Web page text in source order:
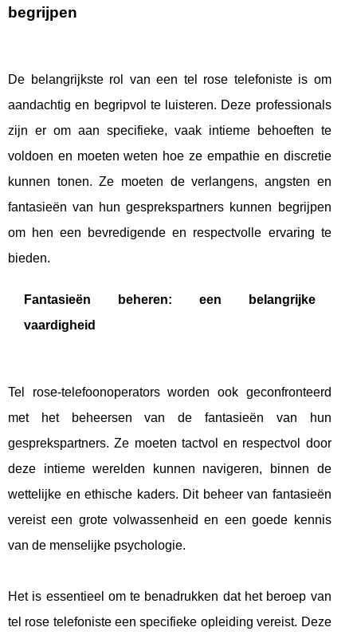
begrijpen
De belangrijkste rol van een tel rose telefoniste is om
aandachtig en begripvol te luisteren. Deze professionals
zijn er om aan specifieke, vaak intieme behoeften te
voldoen en moeten weten hoe ze empathie en discretie
kunnen tonen. Ze moeten de verlangens, angsten en
fantasieën van hun gesprekspartners kunnen begrijpen
om hen een bevredigende en respectvolle ervaring te
bieden.
Fantasieën beheren: een belangrijke
vaardigheid
Tel rose-telefoonoperators worden ook geconfronteerd
met het beheersen van de fantasieën van hun
gesprekspartners. Ze moeten tactvol en respectvol door
deze intieme werelden kunnen navigeren, binnen de
wettelijke en ethische kaders. Dit beheer van fantasieën
vereist een grote volwassenheid en een goede kennis
van de menselijke psychologie.
Het is essentieel om te benadrukken dat het beroep van
tel rose telefoniste een specifieke opleiding vereist. Deze